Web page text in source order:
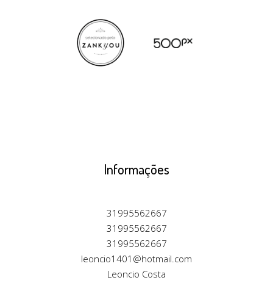
Informações
31995562667
31995562667
31995562667
leoncio1401@hotmail.com
Leoncio Costa